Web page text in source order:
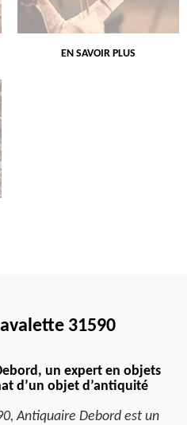
EN SAVOIR PLUS
31590
un expert en objets
d’un objet d’antiquité
Antiquaire Debord est un